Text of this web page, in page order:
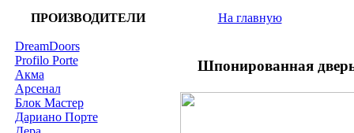
ПРОИЗВОДИТЕЛИ
DreamDoors
Profilo Porte
Акма
Арсенал
Блок Мастер
Дариано Порте
На главную
Шпонированная